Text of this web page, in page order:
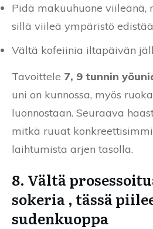
Pidä makuuhuone viileänä,
sillä viileä ympäristö
Vältä kofeiinia iltapäivän
Tavoittele 7, 9 tunnin
uni on kunnossa, myös
luonnostaan. Seuraava
mitkä ruuat
laihtumista arjen tasolla.
8. Vältä
sokeria , tässä
sudenkuoppa